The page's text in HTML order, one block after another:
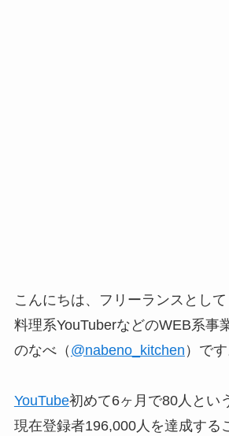
こんにちは、フリーランスとして
料理系YouTuberなどのWEB系事
のなべ（ @nabeno_kitchen ）です
YouTube初めて6ヶ月で80人とい
現在登録者196,000人を達成する